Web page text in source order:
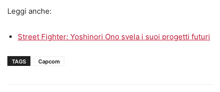
Leggi anche:
Street Fighter: Yoshinori Ono svela i suoi progetti futuri
TAGS Capcom